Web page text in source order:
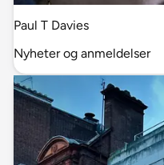
Paul T Davies
Nyheter og anmeldelser